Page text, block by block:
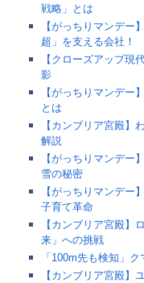
戦略」とは
【がっちりマンデー
超」を支える会社！
【クローズアップ現
影
【がっちりマンデー
とは
【カンブリア宮殿】
解説
【がっちりマンデー
雪の秘密
【がっちりマンデー
子育て革命
【カンブリア宮殿】
来」への挑戦
「100m先も検知」
【カンブリア宮殿】